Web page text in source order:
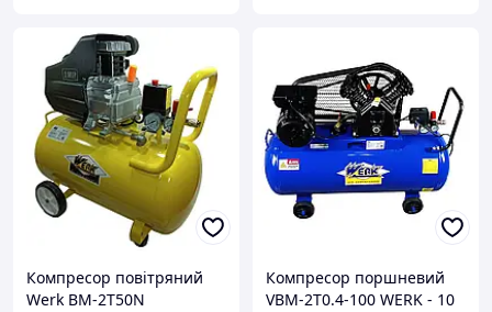
Компресор повітряний
Werk BM-2T50N
Компресор поршневий
VBM-2T0.4-100 WERK - 10